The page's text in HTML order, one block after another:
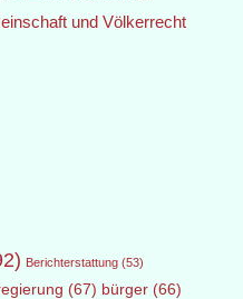
und Völkerrecht
Berichterstattung (53)
(67) bürger (66)